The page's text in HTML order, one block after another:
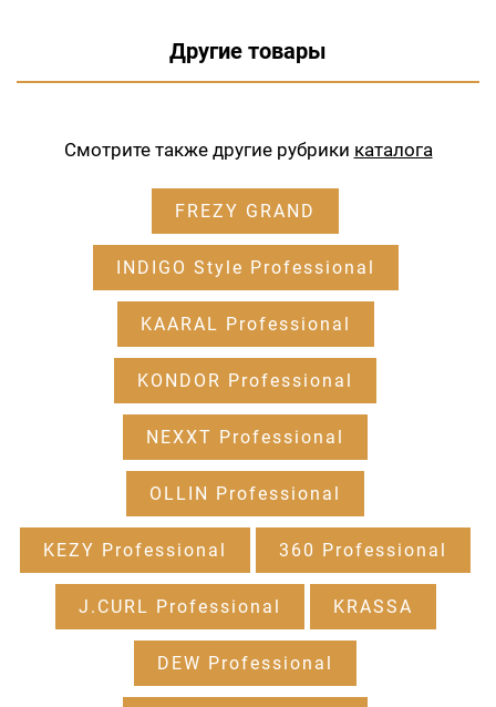
Другие товары
Смотрите также другие рубрики каталога
FREZY GRAND
INDIGO Style Professional
KAARAL Professional
KONDOR Professional
NEXXT Professional
OLLIN Professional
KEZY Professional 360 Professional
J.CURL Professional KRASSA
DEW Professional